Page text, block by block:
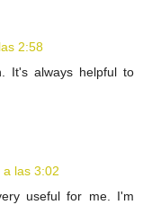
2:58
It's always helpful to
las 3:02
useful for me. I'm